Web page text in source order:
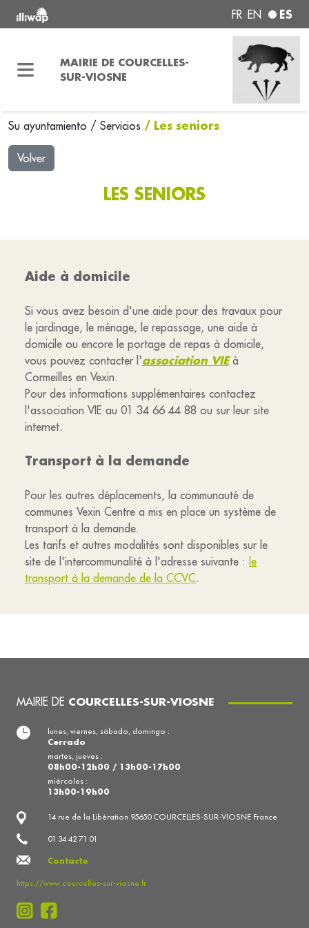
FR EN ES
MAIRIE DE COURCELLES-
SUR-VIOSNE
Su ayuntamiento / Servicios / Les seniors
Volver
LES SENIORS
Aide à domicile
Si vous avez besoin d'une aide pour des travaux pour
le jardinage, le ménage, le repassage, une aide à
domicile ou encore le portage de repas à domicile,
vous pouvez contacter l'association VIEà
Cormeilles en Vexin.
Pour des informations supplémentaires contactez
l'association VIE au 01 34 66 44 88 ou sur leur site
internet.
Transport à la demande
Pour les autres déplacements, la communauté de
communes Vexin Centre a mis en place un système de
transport à la demande.
Les tarifs et autres modalités sont disponibles sur le
site de l'intercommunalité à l'adresse suivante : le
transport à la demande de la CCVC.
MAIRIE DE COURCELLES-SUR-VIOSNE
14 rue de la Libération 95650 COURCELLES-SUR-VIOSNE France
01 34 42 71 01
Contacto
https://www.courcelles-sur-viosne.fr
lunes, viernes, sábado, domingo :
Cerrado
martes, jueves :
08h00-12h00 / 13h00-17h00
miércoles :
13h00-19h00